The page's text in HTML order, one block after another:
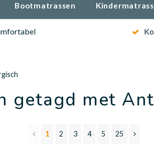
Bootmatrassen
getagd met
1 2 3 4 5 25